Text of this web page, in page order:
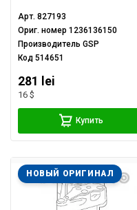
Арт.827193
Ориг. номер1236136150
ПроизводительGSP
Код514651
281 lei
16 $
Купить
НОВЫЙ ОРИГИНАЛ